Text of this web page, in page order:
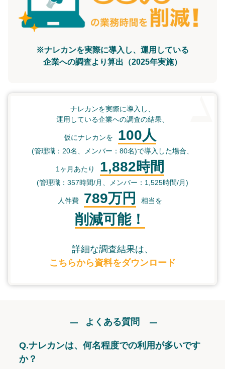
※ナレカンを実際に導入し、運用している
企業への調査より算出（2025年実施）
ナレカンを実際に導入し、
運用している企業への調査の結果、
仮にナレカンを 100人
(管理職：20名、メンバー：80名)で導入した場合、
1ヶ月あたり 1,882時間
(管理職：357時間/月、メンバー：1,525時間/月)
人件費 789万円 相当を
削減可能！
詳細な調査結果は、
こちらから資料をダウンロード
よくある質問
Q.ナレカンは、何名程度での利用が多いです
か？